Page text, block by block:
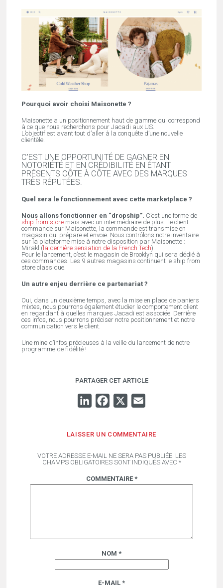
Pourquoi avoir choisi Maisonette ?
Maisonette a un positionnement haut de gamme qui correspond
à ce que nous recherchons pour Jacadi aux US.
L’objectif est avant tout d’aller à la conquête d’une nouvelle
clientèle.
C’EST UNE OPPORTUNITÉ DE GAGNER EN
NOTORIÉTÉ ET EN CRÉDIBILITÉ EN ÉTANT
PRÉSENTS CÔTE À CÔTE AVEC DES MARQUES
TRÈS RÉPUTÉES.
Quel sera le fonctionnement avec cette marketplace ?
Nous allons fonctionner en “dropship”. C’est une forme de
ship from store mais avec un intermédiaire de plus : le client
commande sur Maisonette, la commande est transmise en
magasin qui prépare et envoie. Nous contrôlons notre inventaire
sur la plateforme mise à notre disposition par Maisonette :
Mirakl ( la dernière sensation de la French Tech).
Pour le lancement, c’est le magasin de Brooklyn qui sera dédié à
ces commandes. Les 9 autres magasins continuent le ship from
store classique.
Un autre enjeu derrière ce partenariat ?
Oui, dans un deuxième temps, avec la mise en place de paniers
mixtes, nous pourrons également étudier le comportement client
en regardant à quelles marques Jacadi est associée. Derrière
ces infos, nous pourrons préciser notre positionnement et notre
communication vers le client.
Une mine d’infos précieuses à la veille du lancement de notre
programme de fidélité !
PARTAGER CET ARTICLE
LINKEDINFACEBOOK
LAISSER UN COMMENTAIRE
VOTRE ADRESSE E-MAIL NE SERA PAS PUBLIÉE. LES
CHAMPS OBLIGATOIRES SONT INDIQUÉS AVEC *
COMMENTAIRE *
NOM *
E-MAIL *